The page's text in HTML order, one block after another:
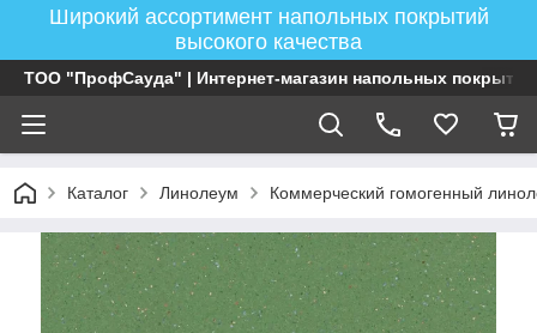
Широкий ассортимент напольных покрытий
высокого качества
ТОО "ПрофСауда" | Интернет-магазин напольных покрытий
Каталог Линолеум Коммерческий гомогенный